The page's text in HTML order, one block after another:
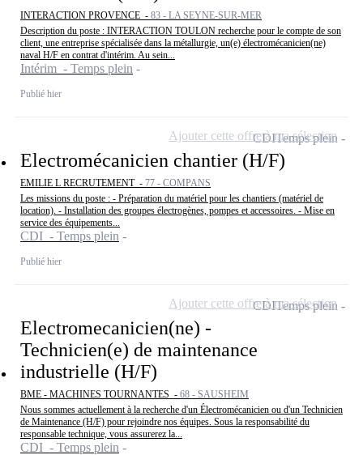
INTERACTION PROVENCE - 83 - LA SEYNE-SUR-MER
Description du poste : INTERACTION TOULON recherche pour le compte de son
client, une entreprise spécialisée dans la métallurgie, un(e) électromécanicien(ne)
naval H/F en contrat d'intérim. Au sein...
Intérim - Temps plein
Publié hier
Electromécanicien chantier (H/F)
EMILIE L RECRUTEMENT - 77 - COMPANS
Les missions du poste : - Préparation du matériel pour les chantiers (matériel de
location). - Installation des groupes électrogènes, pompes et accessoires. - Mise en
service des équipements...
CDI - Temps plein
Publié hier
CDITemps plein
Ajouter cette offre à ma sélection
Electromecanicien(ne) -
Technicien(e) de maintenance
industrielle (H/F)
BME - MACHINES TOURNANTES - 68 - SAUSHEIM
Nous sommes actuellement à la recherche d'un Électromécanicien ou d'un Technicien
de Maintenance (H/F) pour rejoindre nos équipes. Sous la responsabilité du
responsable technique, vous assurerez la...
CDI - Temps plein
CDITemps plein
Ajouter cette offre à ma sélection